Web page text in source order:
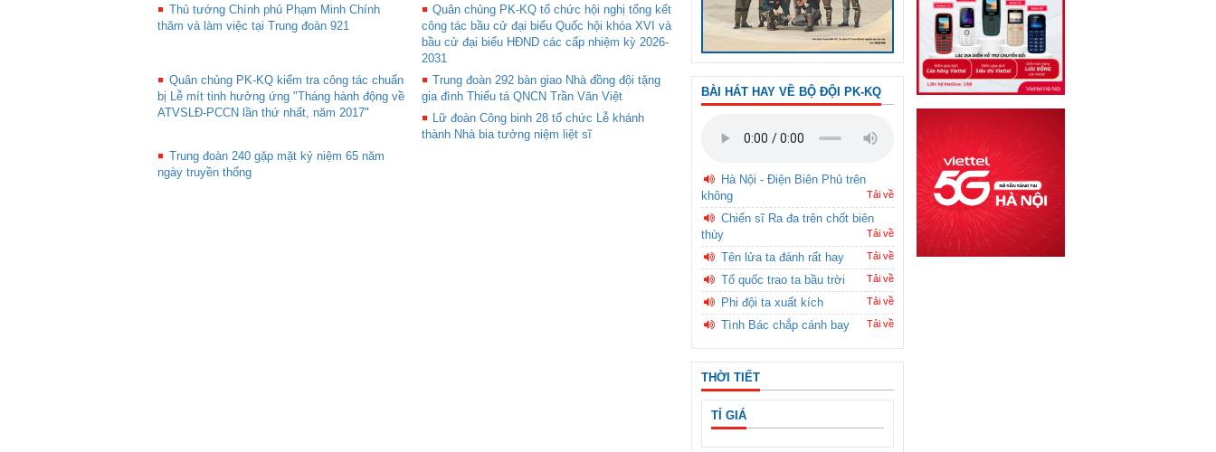
Thủ tướng Chính phủ Phạm Minh Chính
thăm và làm việc tại Trung đoàn 921
Quân chủng PK-KQ tổ chức hội nghị tổng kết
công tác bầu cử đại biểu Quốc hội khóa XVI và
bầu cử đại biểu HĐND các cấp nhiệm kỳ 2026-
2031
Quân chủng PK-KQ kiểm tra công tác chuẩn
bị Lễ mít tinh hưởng ứng "Tháng hành động về
ATVSLĐ-PCCN lần thứ nhất, năm 2017"
Trung đoàn 292 bàn giao Nhà đồng đội tặng
gia đình Thiếu tá QNCN Trần Văn Việt
Lữ đoàn Công binh 28 tổ chức Lễ khánh
thành Nhà bia tưởng niệm liệt sĩ
Trung đoàn 240 gặp mặt kỷ niệm 65 năm
ngày truyền thống
BÀI HÁT HAY VỀ BỘ ĐỘI PK-KQ
Hà Nội - Điện Biên Phủ trên
không
Tải về
Chiến sĩ Ra đa trên chốt biên
thùy
Tải về
Tên lửa ta đánh rất hay Tải về
Tổ quốc trao ta bầu trời Tải về
Phi đội ta xuất kích Tải về
Tình Bác chắp cánh bay Tải về
THỜI TIẾT
TỈ GIÁ